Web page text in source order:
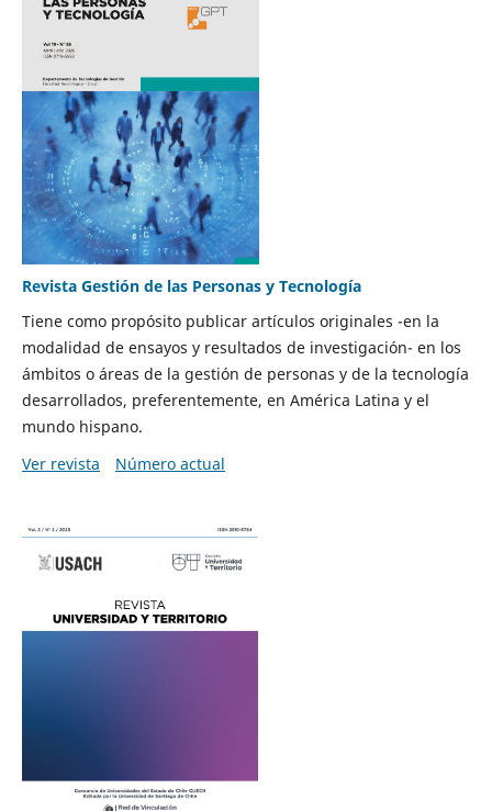
Revista Gestión de las Personas y Tecnología
Tiene como propósito publicar artículos originales -en la
modalidad de ensayos y resultados de investigación- en los
ámbitos o áreas de la gestión de personas y de la tecnología
desarrollados, preferentemente, en América Latina y el
mundo hispano.
Ver revista
Número actual